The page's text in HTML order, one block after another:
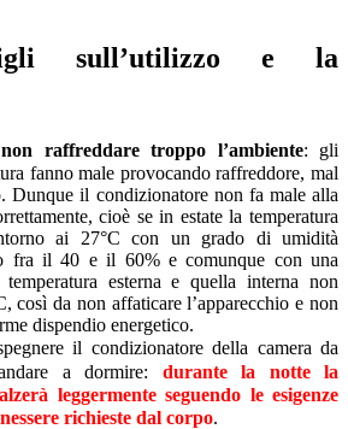
sull’utilizzo e la
non raffreddare troppo l’ambiente: gli
fanno male provocando raffreddore, mal
Dunque il condizionatore non fa male alla
cioè se in estate la temperatura
ai 27°C con un grado di umidità
fra il 40 e il 60% e comunque con una
esterna e quella interna non
così da non affaticare l’apparecchio e non
dispendio energetico.
il condizionatore della camera da
a dormire: durante la notte la
leggermente seguendo le esigenze
richieste dal corpo.